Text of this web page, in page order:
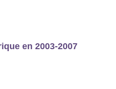
en 2003-2007